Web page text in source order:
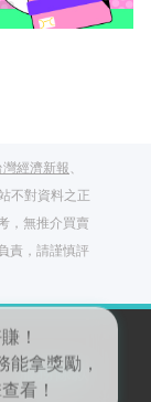
灣經濟新報
不對資料之正
，無推介買賣
責，請謹慎評
服務條款